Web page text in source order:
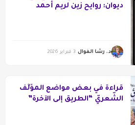
ديوان: روايح زين لريم أحمد
د. رشا الفوال 3 فبراير 2026
قراءة في بعض مواضع المؤلَّف
الشّعريّ “الطريق إلى الآخرة”